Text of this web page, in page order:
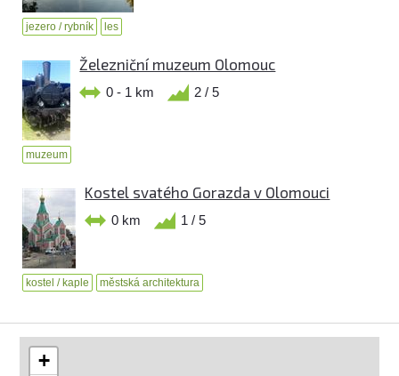
jezero / rybník les
Železniční muzeum Olomouc
0 - 1 km 2 / 5
muzeum
Kostel svatého Gorazda v Olomouci
0 km 1 / 5
kostel / kaple městská architektura
+